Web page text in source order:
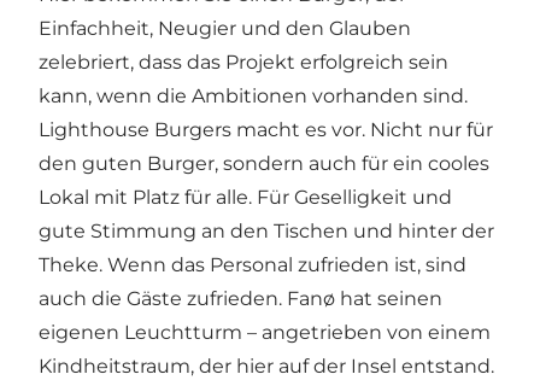
Einfachheit, Neugier und den Glauben
zelebriert, dass das Projekt erfolgreich sein
kann, wenn die Ambitionen vorhanden sind.
Lighthouse Burgers macht es vor. Nicht nur für
den guten Burger, sondern auch für ein cooles
Lokal mit Platz für alle. Für Geselligkeit und
gute Stimmung an den Tischen und hinter der
Theke. Wenn das Personal zufrieden ist, sind
auch die Gäste zufrieden. Fanø hat seinen
eigenen Leuchtturm – angetrieben von einem
Kindheitstraum, der hier auf der Insel entstand.